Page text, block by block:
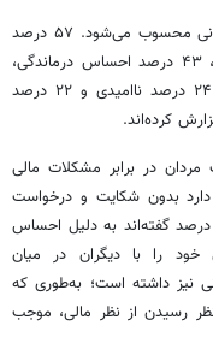
بدهی مالی نیز یکی دیگر از عوامل مهم فشار روانی محسوب می‌شود. ۵۷ درصد
از مردان دارای بدهی هستند. در میان این افراد، ۴۳ درصد احساس درماندگی،
۳۲ درصد احساس ناتوانی، ۳۲ درصد اضطراب، ۲۴ درصد ناامیدی و ۲۲ درصد
کرده‌اند.
در برابر مشکلات مالی
دارد بدون شکایت و درخواست
کمک، فشارهای مالی را تحمل کنند. همچنین ۵۶ درصد گفته‌اند به دلیل احساس
خود را با دیگران در میان
نیز داشته است؛ به‌طوری که
رسیدن از نظر مالی، موجب